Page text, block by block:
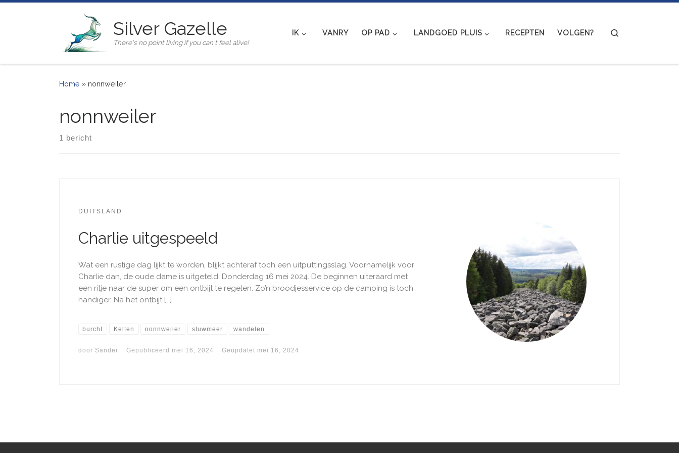
Silver Gazelle
There's no point living if you can't feel alive!
IK VANRY OP PAD LANDGOED PLUIS RECEPTEN VOLGEN?
Home » nonnweiler
nonnweiler
1 bericht
DUITSLAND
Charlie uitgespeeld
Wat een rustige dag lijkt te worden, blijkt achteraf toch een uitputtingsslag. Voornamelijk voor
Charlie dan, de oude dame is uitgeteld. Donderdag 16 mei 2024. De beginnen uiteraard met
een ritje naar de super om een ontbijt te regelen. Zo’n broodjesservice op de camping is toch
handiger. Na het ontbijt […]
burcht Kelten nonnweiler stuwmeer wandelen
door Sander Gepubliceerd mei 16, 2024 Geüpdatet mei 16, 2024